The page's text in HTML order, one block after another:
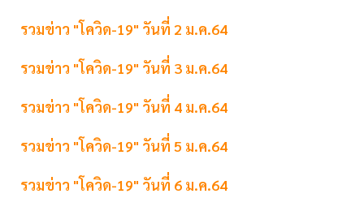
รวมข่าว "โควิด-19" วันที่ 2 ม.ค.64
รวมข่าว "โควิด-19" วันที่ 3 ม.ค.64
รวมข่าว "โควิด-19" วันที่ 4 ม.ค.64
รวมข่าว "โควิด-19" วันที่ 5 ม.ค.64
รวมข่าว "โควิด-19" วันที่ 6 ม.ค.64